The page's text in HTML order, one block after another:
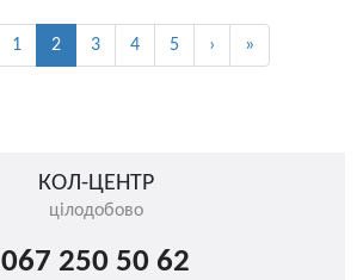
1 2 3 4 5 › »
КОЛ-ЦЕНТР
цілодобово
067 250 50 62